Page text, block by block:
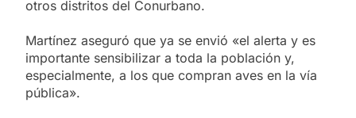
otros distritos del Conurbano.
Martínez aseguró que ya se envió «el alerta y es
importante sensibilizar a toda la población y,
especialmente, a los que compran aves en la vía
pública».